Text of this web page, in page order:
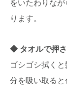
をいたわりな
ります。
タオルで押
ゴシゴシ拭く
分を吸い取ると